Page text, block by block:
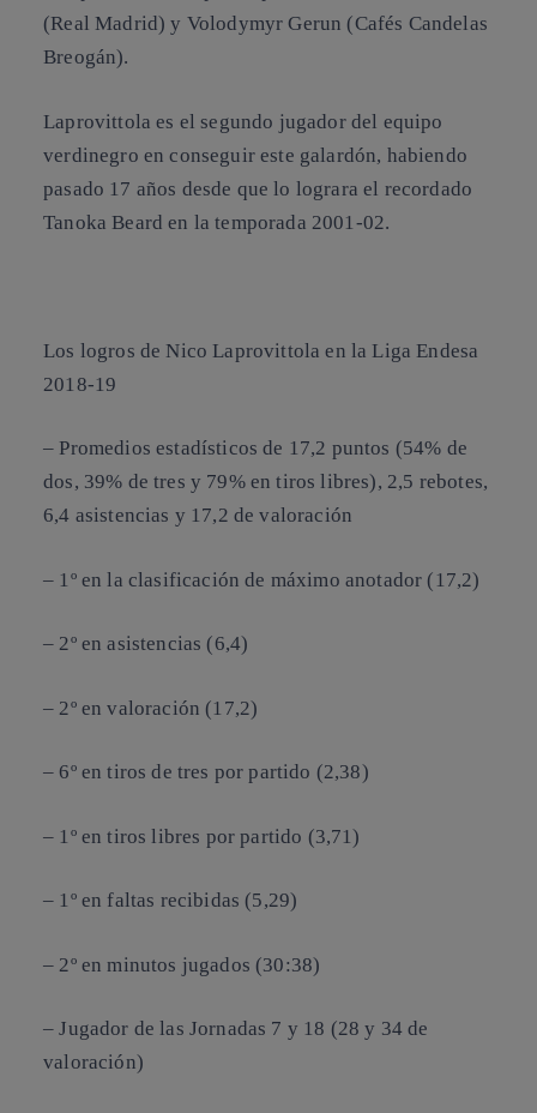
(Real Madrid) y Volodymyr Gerun (Cafés Candelas
Breogán).
Laprovittola es el segundo jugador del equipo
verdinegro en conseguir este galardón, habiendo
pasado 17 años desde que lo lograra el recordado
Tanoka Beard en la temporada 2001-02.
Los logros de Nico Laprovittola en la Liga Endesa
2018-19
– Promedios estadísticos de 17,2 puntos (54% de
dos, 39% de tres y 79% en tiros libres), 2,5 rebotes,
6,4 asistencias y 17,2 de valoración
– 1º en la clasificación de máximo anotador (17,2)
– 2º en asistencias (6,4)
– 2º en valoración (17,2)
– 6º en tiros de tres por partido (2,38)
– 1º en tiros libres por partido (3,71)
– 1º en faltas recibidas (5,29)
– 2º en minutos jugados (30:38)
– Jugador de las Jornadas 7 y 18 (28 y 34 de
valoración)